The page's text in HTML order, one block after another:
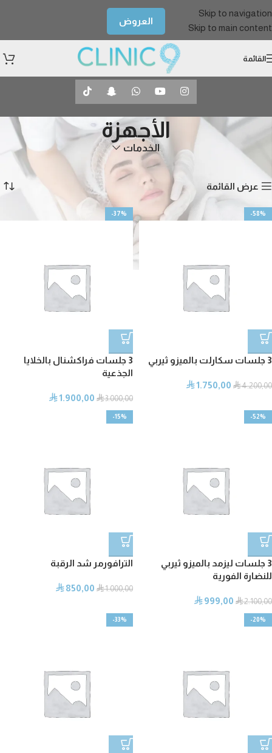
Skip to navigation
Skip to main content
العروض
القائمة
الأجهزة
الخدمات
الرئيسية عرض 1–12 من أصل 14 نتيجة
عرض القائمة
-58%
3 جلسات سكارلت بالميزو ثيربي
⃁4.200,00
⃁1.750,00
-37%
3 جلسات فراكشنال بالخلايا
الجذعية
⃁3.000,00
⃁1.900,00
-52%
3 جلسات ليزمد بالميزو ثيربي
للنضارة الفورية
⃁2.100,00
⃁999,00
-15%
الترافورمر شد الرقبة
⃁1.000,00
⃁850,00
-20%
-33%